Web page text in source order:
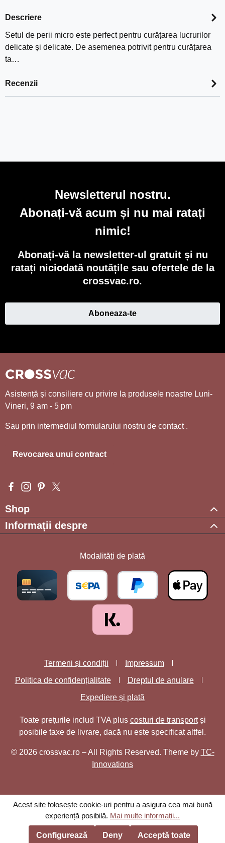
Descriere
Setul de perii micro este perfect pentru curățarea lucrurilor
delicate și delicate. De asemenea potrivit pentru curățarea
ta…
Recenzii
Newsletterul nostru.
Abonați-vă acum și nu mai ratați
nimic!
Abonați-vă la newsletter-ul gratuit și nu
ratați niciodată noutățile sau ofertele de la
crossvac.ro.
Aboneaza-te
Asistență și consiliere cu privire la produsele noastre Luni-
Vineri, 9 am - 5 pm
Sau prin intermediul formularului nostru de contact .
Revocarea unui contract
Visit us on Facebook – opens in a new browser tab (external
Check us out on Instagram – opens in a new browser tab
Get inspired on Pinterest – opens in a new browser
Follow us on X – opens in a new browser tab
Shop
Informații despre
Modalități de plată
Termeni și condiții
Impressum
Politica de confidențialitate
Dreptul de anulare
Expediere și plată
Toate prețurile includ TVA plus costuri de transportși
posibile taxe de livrare, dacă nu este specificat altfel.
© 2026 crossvac.ro – All Rights Reserved. Theme by TC-
Innovations
Acest site folosește cookie-uri pentru a asigura cea mai bună
experiență posibilă. Mai multe informații...
Deny
Configurează Acceptă toate